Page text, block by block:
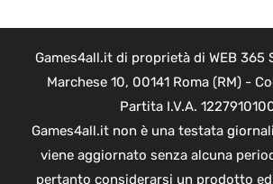
Games4all.it di proprietà di WEB 365
Marchese 10, 00141 Roma (RM) -
Partita I.V.A.
Games4all.it non è una testata
viene aggiornato senza alcuna
pertanto considerarsi un prodotto